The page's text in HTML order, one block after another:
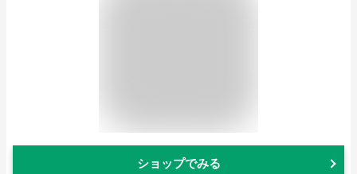
ショップでみる